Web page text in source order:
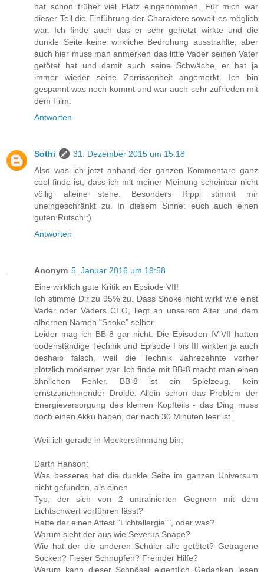
hat schon früher viel Platz eingenommen. Für mich war
dieser Teil die Einführung der Charaktere soweit es möglich
war. Ich finde auch das er sehr gehetzt wirkte und die
dunkle Seite keine wirkliche Bedrohung ausstrahlte, aber
auch hier muss man anmerken das little Vader seinen Vater
getötet hat und damit auch seine Schwäche, er hat ja
immer wieder seine Zerrissenheit angemerkt. Ich bin
gespannt was noch kommt und war auch sehr zufrieden mit
dem Film.
Antworten
Sothi
31. Dezember 2015 um 15:18
Also was ich jetzt anhand der ganzen Kommentare ganz
cool finde ist, dass ich mit meiner Meinung scheinbar nicht
völlig alleine stehe. Besonders Rippi stimmt mir
uneingeschränkt zu. In diesem Sinne: euch auch einen
guten Rutsch ;)
Antworten
Anonym 5. Januar 2016 um 19:58
Eine wirklich gute Kritik an Epsiode VII!
Ich stimme Dir zu 95% zu. Dass Snoke nicht wirkt wie einst
Vader oder Vaders CEO, liegt an unserem Alter und dem
albernen Namen "Snoke" selber.
Leider mag ich BB-8 gar nicht. Die Episoden IV-VII hatten
bodenständige Technik und Episode I bis III wirkten ja auch
deshalb falsch, weil die Technik Jahrezehnte vorher
plötzlich moderner war. Ich finde mit BB-8 macht man einen
ähnlichen Fehler. BB-8 ist ein Spielzeug, kein
ernstzunehmender Droide. Allein schon das Problem der
Energieversorgung des kleinen Kopfteils - das Ding muss
doch einen Akku haben, der nach 30 Minuten leer ist.
Weil ich gerade in Meckerstimmung bin:
Darth Hanson:
Was besseres hat die dunkle Seite im ganzen Universum
nicht gefunden, als einen
Typ, der sich von 2 untrainierten Gegnern mit dem
Lichtschwert vorführen lässt?
Hatte der einen Attest "Lichtallergie"", oder was?
Warum sieht der aus wie Severus Snape?
Wie hat der die anderen Schüler alle getötet? Getragene
Socken? Fieser Schnupfen? Fremder Hilfe?
Warum kann dieser Schnösel eigentlich Gedanken lesen